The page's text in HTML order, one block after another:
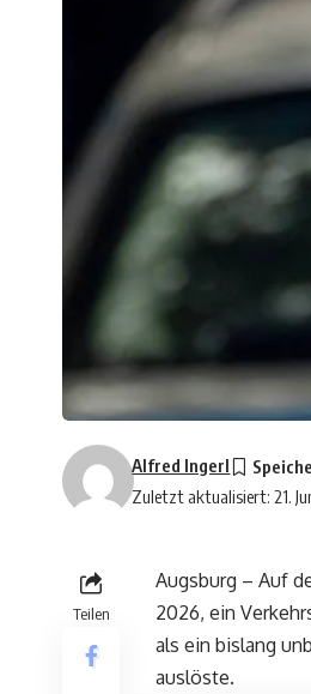
Zuletzt aktualisiert: 21.
Alfred Ingerl
Teilen
Augsburg – Auf
2026, ein
als ein bislang
auslöste.